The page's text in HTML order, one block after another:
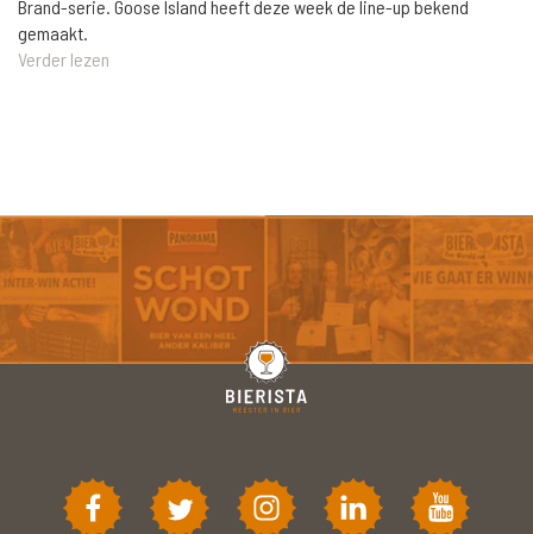
Brand-serie. Goose Island heeft deze week de line-up bekend
gemaakt.
Verder lezen